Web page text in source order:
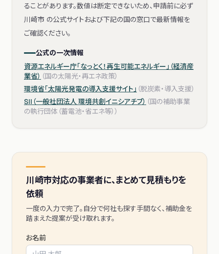
ることがあります。数値は断定できないため、申請前に必ず
川崎市 の公式サイトおよび下記の国の窓口で最新情報を
ご確認ください。
公式の一次情報
資源エネルギー庁「なっとく！再生可能エネルギー」（経済産
業省） （国の太陽光・再エネ政策）
環境省「太陽光発電の導入支援サイト」 （脱炭素・導入支援）
SII（一般社団法人 環境共創イニシアチブ） （国の補助事業
の執行団体（蓄電池・省エネ等））
川崎市対応の事業者に、まとめて見積もりを
依頼
一度の入力で完了。自分で何社も探す手間なく、補助金を
踏まえた提案が受け取れます。
お名前